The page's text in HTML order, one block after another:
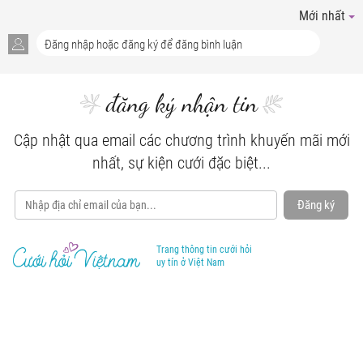
Mới nhất
đăng ký nhận tin
Cập nhật qua email các chương trình khuyến mãi mới
nhất, sự kiện cưới đặc biệt...
Đăng ký
Trang thông tin cưới hỏi
uy tín ở Việt Nam